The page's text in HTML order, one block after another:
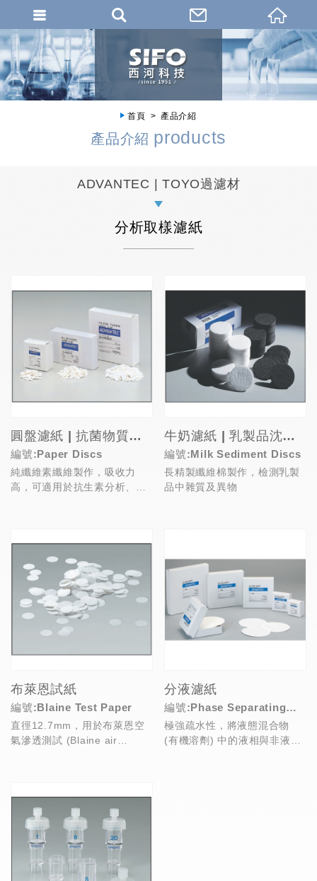
首頁 產品介紹
產品介紹 products
ADVANTEC | TOYO過濾材
分析取樣濾紙
圓盤濾紙 | 抗菌物質檢測濾紙
編號:Paper Discs
純纖維素纖維製作，吸收力
高，可適用於抗生素分析、屠
牛奶濾紙 | 乳製品沈澱物檢測濾紙
編號:Milk Sediment Discs
長精製纖維棉製作，檢測乳製
品中雜質及異物
布萊恩試紙
編號:Blaine Test Paper
直徑12.7mm，用於布萊恩空
氣滲透測試 (Blaine air
分液濾紙
編號:Phase Separating
Filters
極強疏水性，將液態混合物
(有機溶劑) 中的液相與非液相